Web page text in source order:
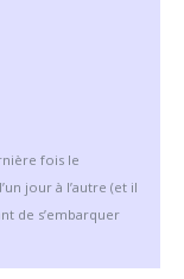
fois le
jour à l’autre (et il
de s’embarquer